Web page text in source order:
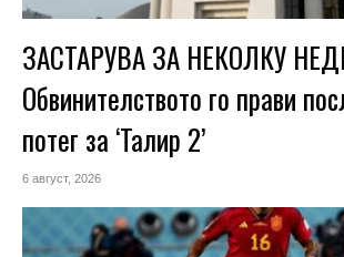
ЗАСТАРУВА ЗА НЕКОЛКУ
Обвинителството го прави
потег за ‘Талир 2’
6 август, 2026